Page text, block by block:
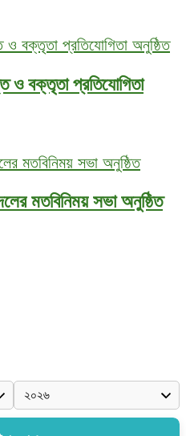
ও বক্তৃতা প্রতিযোগিতা
মতবিনিময় সভা অনুষ্ঠিত